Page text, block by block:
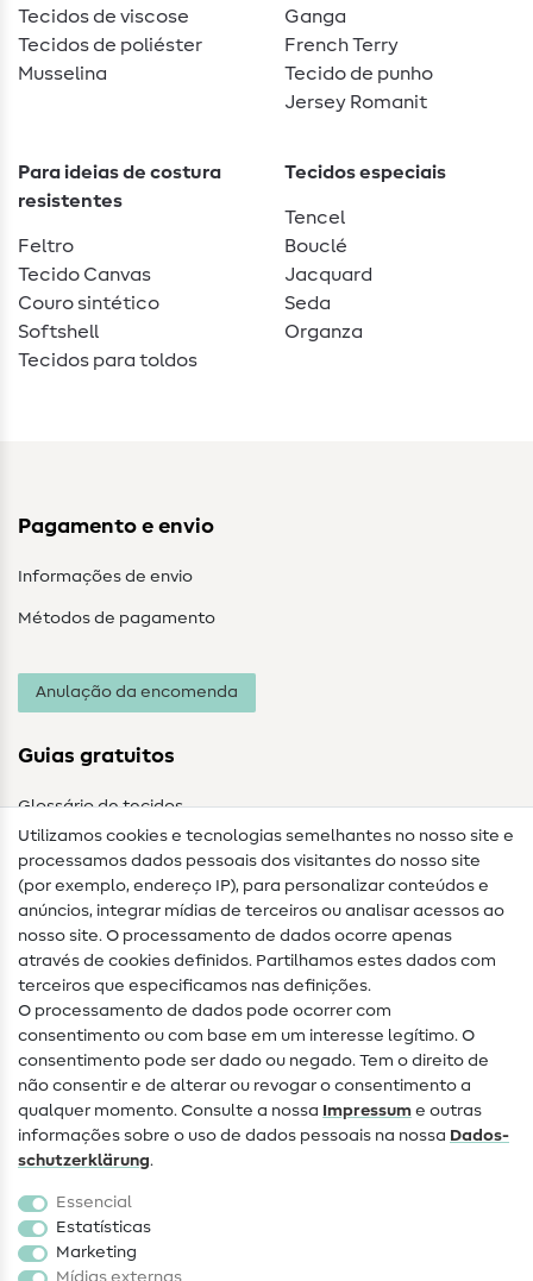
Tecidos de viscose
Tecidos de poliéster
Musselina
Ganga
French Terry
Tecido de punho
Jersey Romanit
Para ideias de costura
resistentes
Feltro
Tecido Canvas
Couro sintético
Softshell
Tecidos para toldos
Tecidos especiais
Tencel
Bouclé
Jacquard
Seda
Organza
Pagamento e envio
Informações de envio
Métodos de pagamento
Anulação da encomenda
Guias gratuitos
Glossário de tecidos
Guias de costura
Ajuda e contacto
Contacto
Mudança de proprietário
Perguntas frequentes (FAQ)
Direito de cancelamento
Popular
Tecidos
Acessórios de costura
Utilizamos cookies e tecnologias semelhantes no nosso site e
processamos dados pessoais dos visitantes do nosso site
(por exemplo, endereço IP), para personalizar conteúdos e
anúncios, integrar mídias de terceiros ou analisar acessos ao
nosso site. O processamento de dados ocorre apenas
através de cookies definidos. Partilhamos estes dados com
terceiros que especificamos nas definições.
O processamento de dados pode ocorrer com
consentimento ou com base em um interesse legítimo. O
consentimento pode ser dado ou negado. Tem o direito de
não consentir e de alterar ou revogar o consentimento a
qualquer momento. Consulte a nossa Impressum e outras
informações sobre o uso de dados pessoais na nossa Dados­
schutz­erklärung.
Essencial
Estatísticas
Marketing
Mídias externas